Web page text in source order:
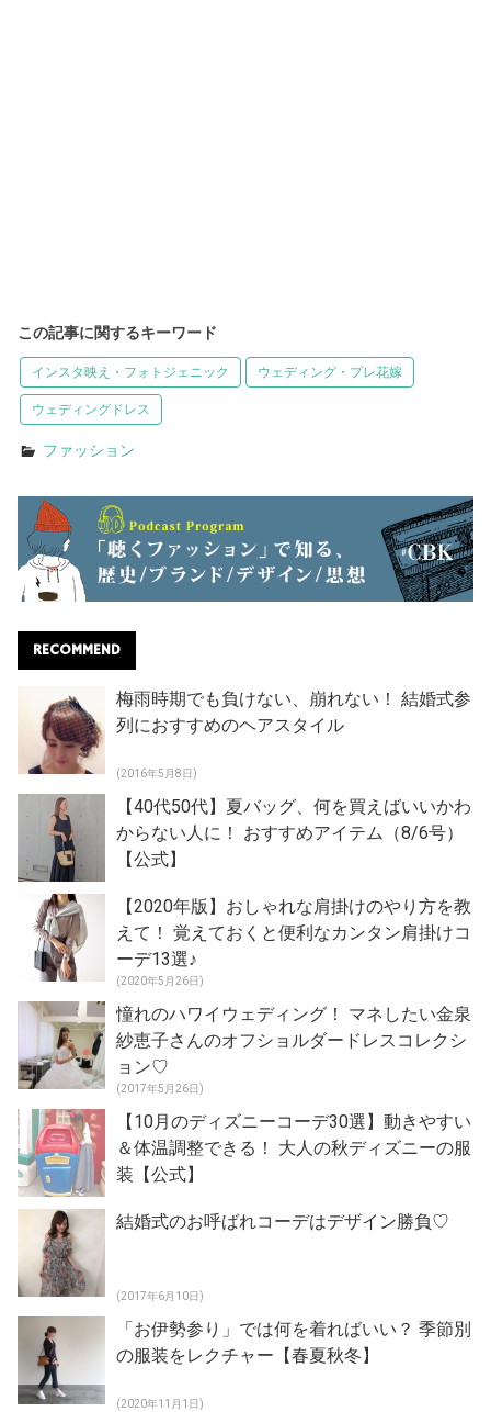
この記事に関するキーワード
インスタ映え・フォトジェニック ウェディング・プレ花嫁
ウェディングドレス
ファッション
RECOMMEND
梅雨時期でも負けない、崩れない！ 結婚式参
列におすすめのヘアスタイル
(2016年5月8日)
【40代50代】夏バッグ、何を買えばいいかわ
からない人に！ おすすめアイテム（8/6号）
【公式】
【2020年版】おしゃれな肩掛けのやり方を教
えて！ 覚えておくと便利なカンタン肩掛けコ
ーデ13選♪
(2020年5月26日)
憧れのハワイウェディング！ マネしたい金泉
紗恵子さんのオフショルダードレスコレクシ
ョン♡
(2017年5月26日)
【10月のディズニーコーデ30選】動きやすい
＆体温調整できる！ 大人の秋ディズニーの服
装【公式】
結婚式のお呼ばれコーデはデザイン勝負♡
(2017年6月10日)
「お伊勢参り」では何を着ればいい？ 季節別
の服装をレクチャー【春夏秋冬】
(2020年11月1日)